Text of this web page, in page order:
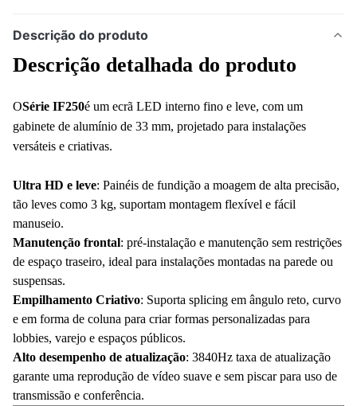
Descrição do produto
Descrição detalhada do produto
OSérie IF250é um ecrã LED interno fino e leve, com um
gabinete de alumínio de 33 mm, projetado para instalações
versáteis e criativas.
Ultra HD e leve: Painéis de fundição a moagem de alta precisão,
tão leves como 3 kg, suportam montagem flexível e fácil
manuseio.
Manutenção frontal: pré-instalação e manutenção sem restrições
de espaço traseiro, ideal para instalações montadas na parede ou
suspensas.
Empilhamento Criativo: Suporta splicing em ângulo reto, curvo
e em forma de coluna para criar formas personalizadas para
lobbies, varejo e espaços públicos.
Alto desempenho de atualização: 3840Hz taxa de atualização
garante uma reprodução de vídeo suave e sem piscar para uso de
transmissão e conferência.